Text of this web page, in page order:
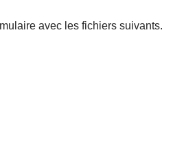
avec les fichiers suivants.